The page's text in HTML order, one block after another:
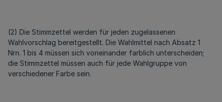
(2) Die Stimmzettel werden für jeden zugelassenen
Wahlvorschlag bereitgestellt. Die Wahlmittel nach Absatz 1
Nrn. 1 bis 4 müssen sich voneinander farblich unterscheiden;
die Stimmzettel müssen auch für jede Wahlgruppe von
verschiedener Farbe sein.